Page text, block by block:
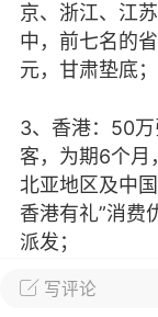
建术
26 23:18
电脑端 美
闪充小白罐
本/双效闪充，
充小白罐 = 闪
产品）×极光嫩
护...写评论
京、浙江、江
中，前七名的
元，甘肃垫底；
3、香港：50
客，为期6个月
北亚地区及中
香港有礼”消费
派发；
据香港大公文